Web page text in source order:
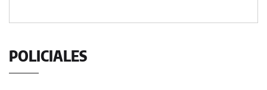
POLICIALES